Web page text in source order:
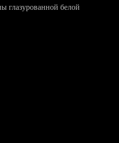
глазурованной белой